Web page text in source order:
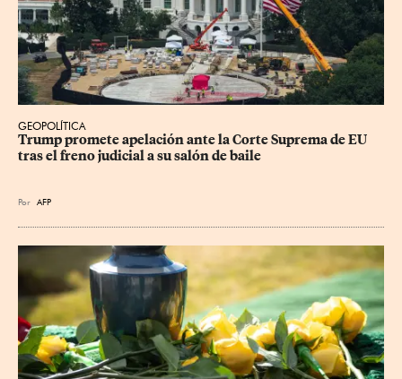
GEOPOLÍTICA
Trump promete apelación ante la Corte Suprema de EU
tras el freno judicial a su salón de baile
Por AFP